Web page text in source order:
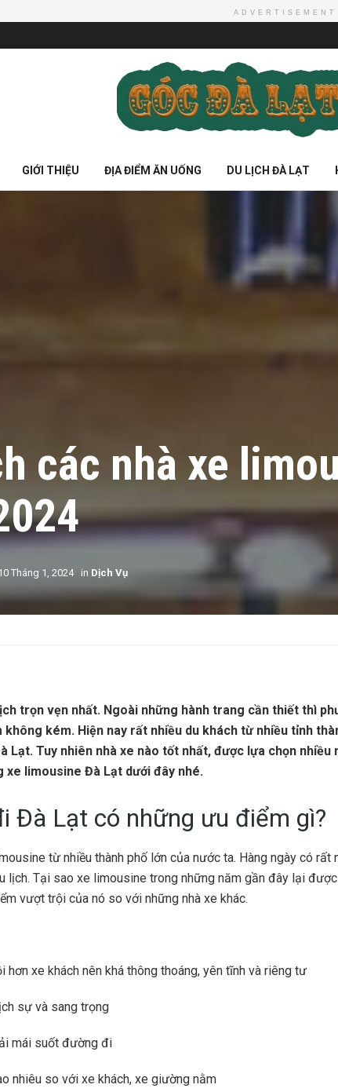
ADVERTISEMENT
GIỚI THIỆU ĐỊA ĐIỂM ĂN UỐNG DU LỊCH ĐÀ LẠT
các nhà xe
Tháng 1, 2024 in Dịch Vụ
trọn vẹn nhất. Ngoài những hành trang cần thiết thì
kém. Hiện nay rất nhiều du khách từ nhiều tỉnh
Lạt. Tuy nhiên nhà xe nào tốt nhất, được lựa chọn nhiều
xe limousine Đà Lạt dưới đây nhé.
Đà Lạt có những ưu điểm gì?
từ nhiều thành phố lớn của nước ta. Hàng ngày có rất
lịch. Tại sao xe limousine trong những năm gần đây lại
vượt trội của nó so với những nhà xe khác.
hơn xe khách nên khá thông thoáng, yên tĩnh và riêng tư
sự và sang trọng
mái suốt đường đi
nhiêu so với xe khách, xe giường nằm